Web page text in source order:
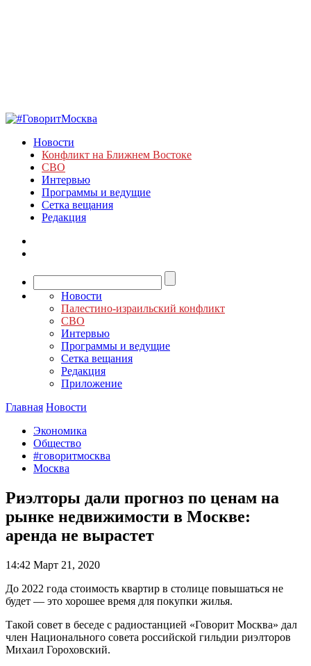
Новости
Конфликт на Ближнем Востоке
СВО
Интервью
Программы и ведущие
Сетка вещания
Редакция
Новости
Палестино-израильский конфликт
СВО
Интервью
Программы и ведущие
Сетка вещания
Редакция
Приложение
Главная Новости
Экономика
Общество
#говоритмосква
Москва
Риэлторы дали прогноз по ценам на
рынке недвижимости в Москве:
аренда не вырастет
14:42 Март 21, 2020
До 2022 года стоимость квартир в столице повышаться не
будет — это хорошее время для покупки жилья.
Такой совет в беседе с радиостанцией «Говорит Москва» дал
член Национального совета российской гильдии риэлторов
Михаил Гороховский.